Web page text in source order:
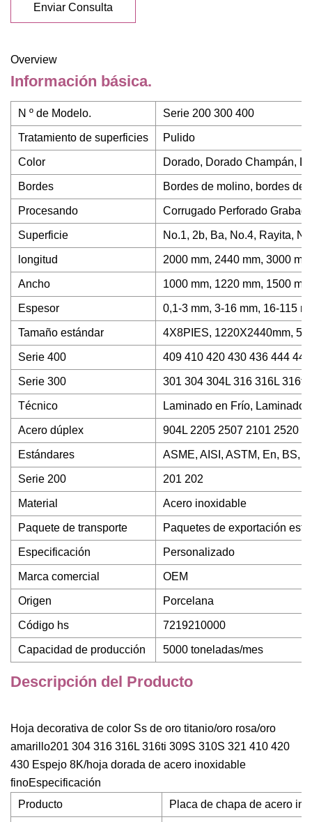
Enviar Consulta
Overview
Información básica.
N º de Modelo. Serie 200 300 400
Tratamiento de superficies Pulido
Color Dorado, Dorado Champán,
Bordes Bordes de molino, bordes de
Procesando Corrugado Perforado
Superficie No.1, 2b, Ba, No.4, Rayita,
longitud 2000 mm, 2440 mm, 3000
Ancho 1000 mm, 1220 mm, 1500
Espesor 0,1-3 mm, 3-16 mm, 16-115
Tamaño estándar 4X8PIES, 1220X2440mm,
Serie 400 409 410 420 430 436 444
Serie 300 301 304 304L 316 316L 316ti
Técnico Laminado en Frío, Laminado
Acero dúplex 904L 2205 2507 2101 2520
Estándares ASME, AISI, ASTM, En, BS,
Serie 200 201 202
Material Acero inoxidable
Paquete de transporte Paquetes de exportación
Especificación Personalizado
Marca comercial OEM
Origen Porcelana
Código hs 7219210000
Capacidad de producción 5000 toneladas/mes
Descripción del Producto
Hoja decorativa de color Ss de oro titanio/oro rosa/oro
amarillo201 304 316 316L 316ti 309S 310S 321 410 420
430 Espejo 8K/hoja dorada de acero inoxidable
finoEspecificación
Producto
Placa de chapa de acero